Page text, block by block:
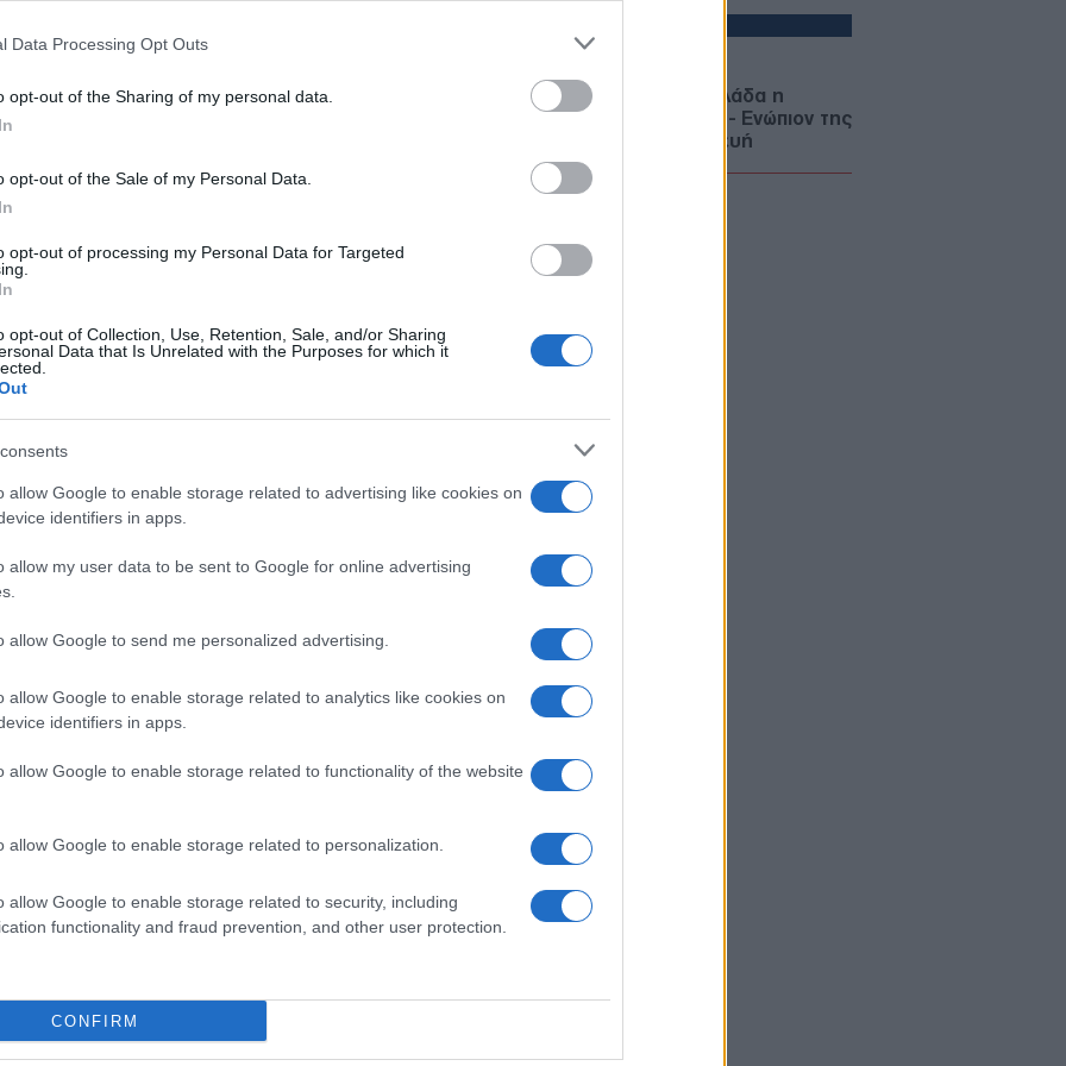
Data Processing Opt Outs
opt-out of the Sharing of my personal data.
opt-out of the Sale of my Personal Data.
opt-out of processing my Personal Data for Targeted
opt-out of Collection, Use, Retention, Sale, and/or Sharing
Data that Is Unrelated with the Purposes for which it
allow Google to enable storage related to advertising like cookies on
identifiers in apps.
allow my user data to be sent to Google for online advertising
allow Google to send me personalized advertising.
allow Google to enable storage related to analytics like cookies on
identifiers in apps.
allow Google to enable storage related to functionality of the website
allow Google to enable storage related to personalization.
allow Google to enable storage related to security, including
functionality and fraud prevention, and other user protection.
CONFIRM
οι θεσμοί.Η έκθεση αναμένεται
ότι το ποσό δεν είναι αμελητέο,
ευρώ για φέτος.
επόμενη συνεδρίαση, θα αποφασίσει.
. Η Αθήνα έχει λίγες εβδομάδες ακόμη να
έκθεση», είπε ο Ρέγκλινγκ, σημειώνοντας
με την Αθήνα και πως οι ελληνικές αρχές
στο επόμενοEurogroup. Θα εξαρτηθεί από
Marfin: Έφθασε στην Ελλάδα η
46χρονη κατηγορούμενη - Ενώπιον της
Εισαγγελίας την Παρασκευή
ΑΜΥΝΑ
06/08/26 - 22:26
κατασκευή του πρώτου ελληνικού
σύγχρονου δασοπυροσβεστικού
06/08/26 - 22:17
προκλήσεις στο Αιγαίο, με οπλισμένα
F-16, εμπλοκή, UAV και ATR-72!
ΕΛΛΑΔΑ
06/08/26 - 22:13
Αυτοί είναι οι τυχεροί αριθμοί που
κερδίζουν
06/08/26 - 22:03
την απαγόρευση διέλευσης
αμερικανικών και ισραηλινών πλοίων
ΕΛΛΑΔΑ
06/08/26 - 21:31
Πυρκαγιές: Ολοκληρώθηκαν 325
αυτοψίες σε πληγείσες περιοχές -
ΔΙΕΘΝΗ
ΔΙΕΘΝΗ